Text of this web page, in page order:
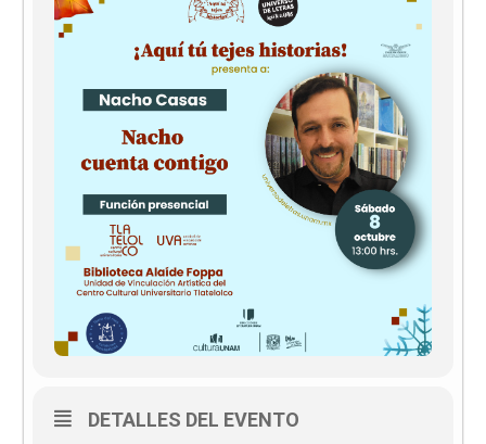
DETALLES DEL EVENTO